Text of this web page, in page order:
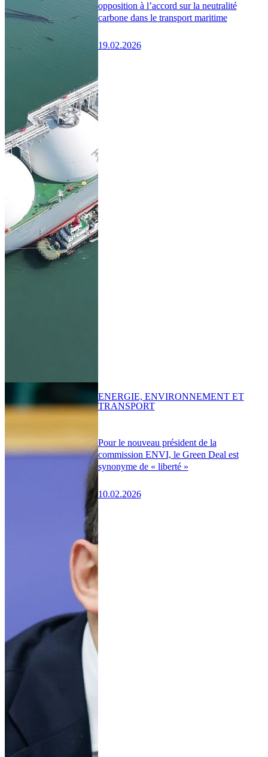
opposition à l’accord sur la neutralité
carbone dans le transport maritime
19.02.2026
Pour le nouveau président de la
commission ENVI, le Green Deal est
synonyme de « liberté »
10.02.2026
ENERGIE, ENVIRONNEMENT ET
TRANSPORT